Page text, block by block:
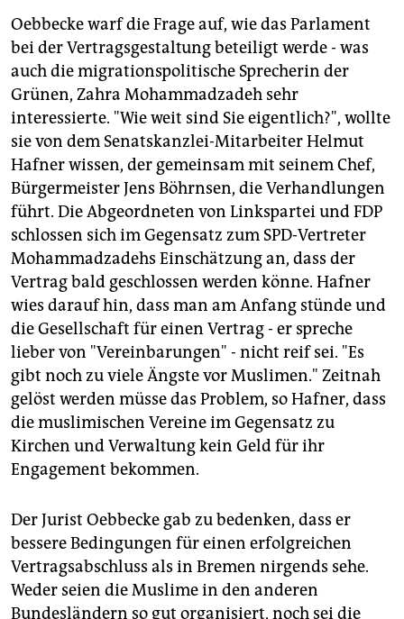
Oebbecke warf die Frage auf, wie das Parlament
bei der Vertragsgestaltung beteiligt werde - was
auch die migrationspolitische Sprecherin der
Grünen, Zahra Mohammadzadeh sehr
interessierte. "Wie weit sind Sie eigentlich?", wollte
sie von dem Senatskanzlei-Mitarbeiter Helmut
Hafner wissen, der gemeinsam mit seinem Chef,
Bürgermeister Jens Böhrnsen, die Verhandlungen
führt. Die Abgeordneten von Linkspartei und FDP
schlossen sich im Gegensatz zum SPD-Vertreter
Mohammadzadehs Einschätzung an, dass der
Vertrag bald geschlossen werden könne. Hafner
wies darauf hin, dass man am Anfang stünde und
die Gesellschaft für einen Vertrag - er spreche
lieber von "Vereinbarungen" - nicht reif sei. "Es
gibt noch zu viele Ängste vor Muslimen." Zeitnah
gelöst werden müsse das Problem, so Hafner, dass
die muslimischen Vereine im Gegensatz zu
Kirchen und Verwaltung kein Geld für ihr
Engagement bekommen.
Der Jurist Oebbecke gab zu bedenken, dass er
bessere Bedingungen für einen erfolgreichen
Vertragsabschluss als in Bremen nirgends sehe.
Weder seien die Muslime in den anderen
Bundesländern so gut organisiert, noch sei die